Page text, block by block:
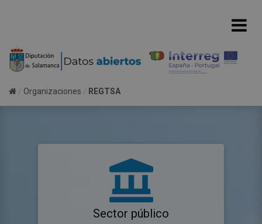
Organizaciones REGTSA
Sector público